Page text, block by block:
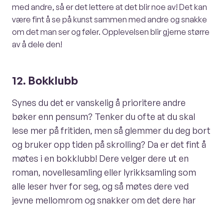
med andre, så er det lettere at det blir noe av! Det kan
være fint å se på kunst sammen med andre og snakke
om det man ser og føler. Opplevelsen blir gjerne større
av å dele den!
12. Bokklubb
Synes du det er vanskelig å prioritere andre
bøker enn pensum? Tenker du ofte at du skal
lese mer på fritiden, men så glemmer du deg bort
og bruker opp tiden på skrolling? Da er det fint å
møtes i en bokklubb! Dere velger dere ut en
roman, novellesamling eller lyrikksamling som
alle leser hver for seg, og så møtes dere ved
jevne mellomrom og snakker om det dere har